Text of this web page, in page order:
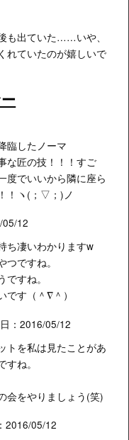
も出ていた……いや、
れていたのが嬉しいで
臨したノーマ
な匠の技！！！すご
度でいいから隣に座ら
！ヽ(；▽；)ノ
12
ち凄いわかりますw
ですね。
すね。
す（＾∇＾）
：2016/05/12
トを私は見たことがあ
ね。
会をやりましょう(笑)
2016/05/12